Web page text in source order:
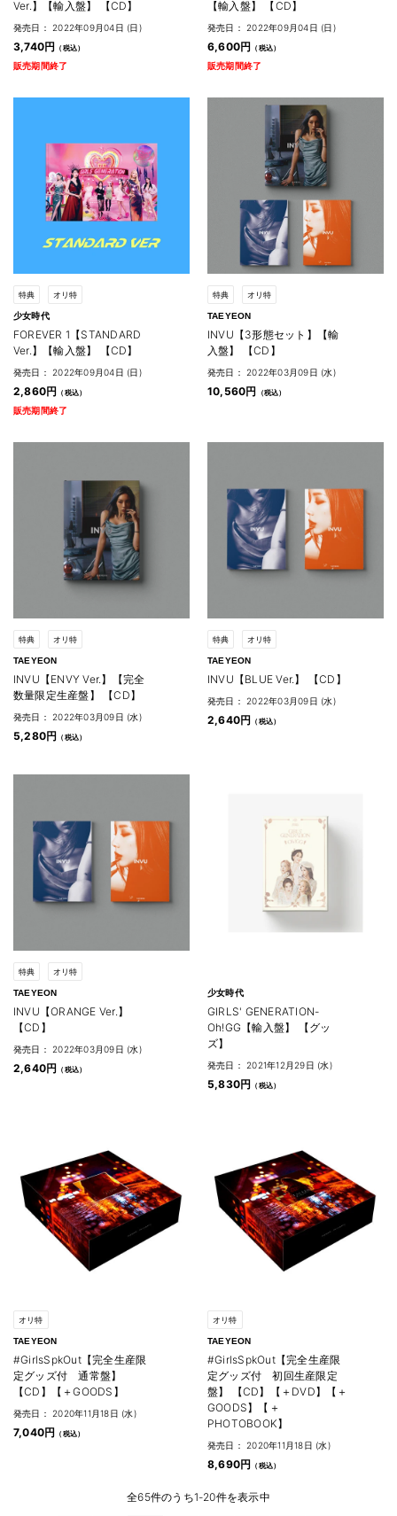
Ver.】【輸入盤】 【CD】
発売日： 2022年09月04日 (日)
3,740円
販売期間終了
【輸入盤】 【CD】
発売日： 2022年09月04日 (日)
6,600円
販売期間終了
特典 オリ特
少女時代
FOREVER 1【STANDARD
Ver.】【輸入盤】 【CD】
発売日： 2022年09月04日 (日)
2,860円
販売期間終了
特典 オリ特
TAEYEON
INVU【3形態セット】【輸
入盤】 【CD】
発売日： 2022年03月09日 (水)
10,560円
特典 オリ特
TAEYEON
INVU【ENVY Ver.】【完全
数量限定生産盤】 【CD】
発売日： 2022年03月09日 (水)
5,280円
特典 オリ特
TAEYEON
INVU【BLUE Ver.】 【CD】
発売日： 2022年03月09日 (水)
2,640円
特典 オリ特
TAEYEON
INVU【ORANGE Ver.】
【CD】
発売日： 2022年03月09日 (水)
2,640円
少女時代
GIRLS' GENERATION-
Oh!GG【輸入盤】 【グッ
ズ】
発売日： 2021年12月29日 (水)
5,830円
オリ特
TAEYEON
#GirlsSpkOut【完全生産限
定グッズ付 通常盤】
【CD】【＋GOODS】
発売日： 2020年11月18日 (水)
7,040円
オリ特
TAEYEON
#GirlsSpkOut【完全生産限
定グッズ付 初回生産限定
盤】 【CD】【＋DVD】【＋
GOODS】【＋
PHOTOBOOK】
発売日： 2020年11月18日 (水)
8,690円
全65件のうち1-20件を表示中